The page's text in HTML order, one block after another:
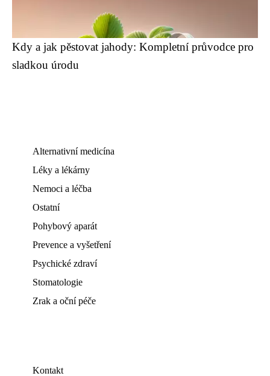
Kdy a jak pěstovat jahody: Kompletní průvodce pro
sladkou úrodu
Alternativní medicína
Léky a lékárny
Nemoci a léčba
Ostatní
Pohybový aparát
Prevence a vyšetření
Psychické zdraví
Stomatologie
Zrak a oční péče
Kontakt